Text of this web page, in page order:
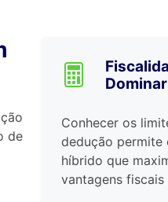
de
Dominar
Conhecer os
dedução permite
híbrido que
vantagens